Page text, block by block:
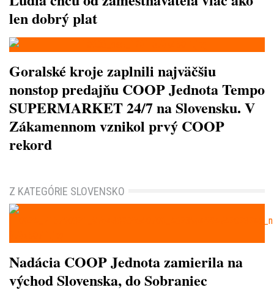
len dobrý plat
Goralské kroje zaplnili najväčšiu
nonstop predajňu COOP Jednota Tempo
SUPERMARKET 24/7 na Slovensku. V
Zákamennom vznikol prvý COOP
rekord
Z KATEGÓRIE SLOVENSKO
Nadácia COOP Jednota zamierila na
východ Slovenska, do Sobraniec